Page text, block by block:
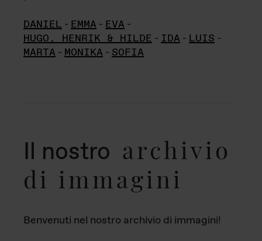
DANIEL - EMMA - EVA -
HUGO, HENRIK & HILDE - IDA - LUIS -
MARTA - MONIKA - SOFIA
Il nostro archivio
di immagini
Benvenuti nel nostro archivio di immagini!